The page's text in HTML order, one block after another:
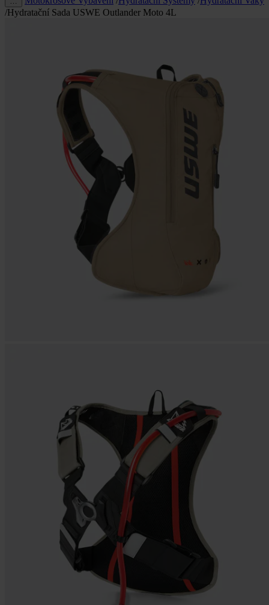
/Hydratační Sada USWE Outlander Moto 4L